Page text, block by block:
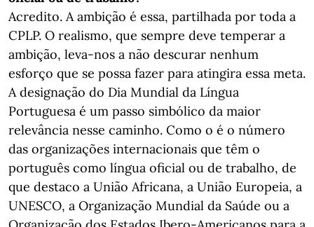
Acredito. A ambição é essa, partilhada por toda a
CPLP. O realismo, que sempre deve temperar a
ambição, leva-nos a não descurar nenhum
esforço que se possa fazer para atingira essa meta.
A designação do Dia Mundial da Língua
Portuguesa é um passo simbólico da maior
relevância nesse caminho. Como o é o número
das organizações internacionais que têm o
português como língua oficial ou de trabalho, de
que destaco a União Africana, a União Europeia, a
UNESCO, a Organização Mundial da Saúde ou a